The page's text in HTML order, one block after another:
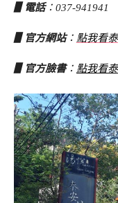
▋電話：037-941941
▋官方網站： 點我看
▋官方臉書： 點我看